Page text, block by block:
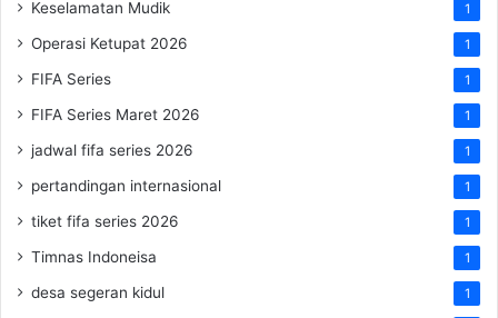
Keselamatan Mudik 1
Operasi Ketupat 2026 1
FIFA Series 1
FIFA Series Maret 2026 1
jadwal fifa series 2026 1
pertandingan internasional 1
tiket fifa series 2026 1
Timnas Indoneisa 1
desa segeran kidul 1